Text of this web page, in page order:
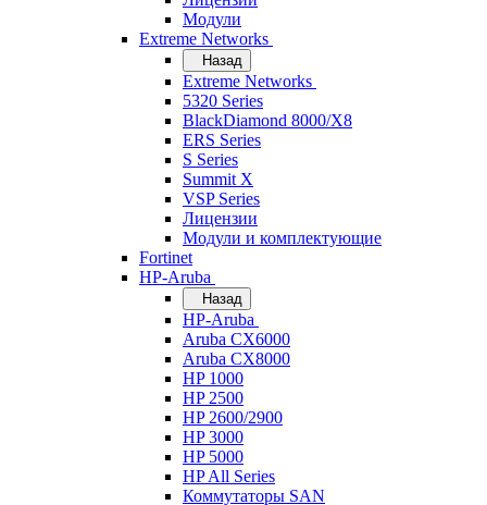
Модули
Extreme Networks
Назад
Extreme Networks
5320 Series
BlackDiamond 8000/X8
ERS Series
S Series
Summit X
VSP Series
Лицензии
Модули и комплектующие
Fortinet
HP-Aruba
Назад
HP-Aruba
Aruba CX6000
Aruba CX8000
HP 1000
HP 2500
HP 2600/2900
HP 3000
HP 5000
HP All Series
Коммутаторы SAN